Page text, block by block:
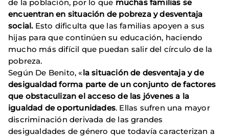
de la población, por lo que muchas familias se
encuentran en situación de pobreza y desventaja
social.Esto dificulta que las familias apoyen a sus
hijas para que continúen su educación, haciendo
mucho más difícil que puedan salir del círculo de la
pobreza.
Según De Benito, «la situación de desventaja y de
desigualdad forma parte de un conjunto de factores
que obstaculizan el acceso de las jóvenes a la
igualdad de oportunidades. Ellas sufren una mayor
discriminación derivada de las grandes
desigualdades de género que todavía caracterizan a